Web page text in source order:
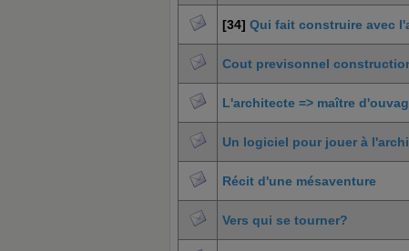
[34] Qui fait construire avec
Cout previsonnel
L'architecte => maître
Un logiciel pour jouer à
Récit d'une mésaventure
Vers qui se tourner?